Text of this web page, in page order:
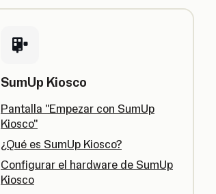
SumUp Kiosco
Pantalla "Empezar con SumUp
Kiosco"
¿Qué es SumUp Kiosco?
Configurar el hardware de SumUp
Kiosco